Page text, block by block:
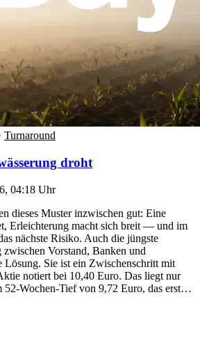
Turnaround
droht
04:18 Uhr
dieses Muster inzwischen gut: Eine
Erleichterung macht sich breit — und im
nächste Risiko. Auch die jüngste
zwischen Vorstand, Banken und
Lösung. Sie ist ein Zwischenschritt mit
notiert bei 10,40 Euro. Das liegt nur
52-Wochen-Tief von 9,72 Euro, das erst…